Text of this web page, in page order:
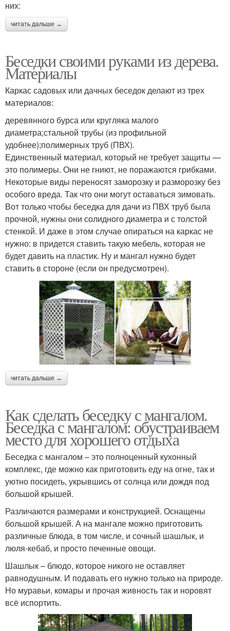
них:
читать дальше →
Беседки своими руками из дерева.
Материалы
Каркас садовых или дачных беседок делают из трех
материалов:
деревянного бурса или кругляка малого
диаметра;стальной трубы (из профильной
удобнее);полимерных труб (ПВХ).
Единственный материал, который не требует защиты —
это полимеры. Они не гниют, не поражаются грибками.
Некоторые виды переносят заморозку и разморозку без
особого вреда. Так что они могут оставаться зимовать.
Вот только чтобы беседка для дачи из ПВХ труб была
прочной, нужны они солидного диаметра и с толстой
стенкой. И даже в этом случае опираться на каркас не
нужно: в придется ставить такую мебель, которая не
будет давить на пластик. Ну и мангал нужно будет
ставить в стороне (если он предусмотрен).
читать дальше →
Как сделать беседку с мангалом.
Беседка с мангалом: обустраиваем
место для хорошего отдыха
Беседка с мангалом – это полноценный кухонный
комплекс, где можно как приготовить еду на огне, так и
уютно посидеть, укрывшись от солнца или дождя под
большой крышей.
Различаются размерами и конструкцией. Оснащены
большой крышей. А на мангале можно приготовить
различные блюда, в том числе, и сочный шашлык, и
люля-кебаб, и просто печенные овощи.
Шашлык – блюдо, которое никого не оставляет
равнодушным. И подавать его нужно только на природе.
Но муравьи, комары и прочая живность так и норовят
всё испортить.